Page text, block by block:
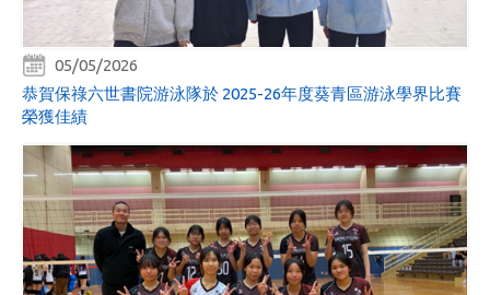
05/05/2026
恭賀保祿六世書院游泳隊於 2025-26年度葵青區游泳學界比賽
榮獲佳績